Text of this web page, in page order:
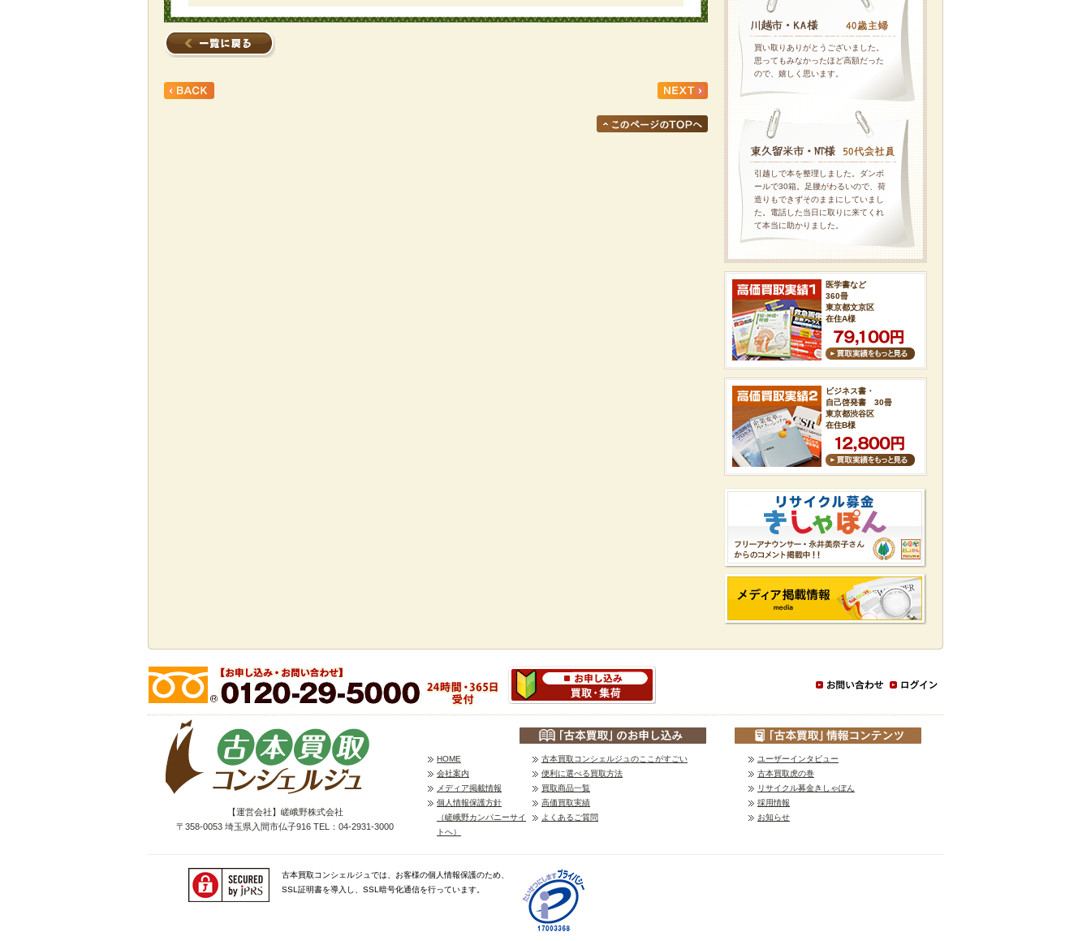
買い取りありがとうございました。
思ってもみなかったほど高額だった
ので、嬉しく思います。
引越しで本を整理しました。ダンボ
ールで30箱。足腰がわるいので、荷
造りもできずそのままにしていまし
た。電話した当日に取りに来てくれ
て本当に助かりました。
医学書など
360冊
東京都文京区
在住A様
ビジネス書・
自己啓発書 30冊
東京都渋谷区
在住B様
【運営会社】嵯峨野株式会社
〒358-0053 埼玉県入間市仏子916 TEL：04-2931-3000
HOME
会社案内
メディア掲載情報
個人情報保護方針
（嵯峨野カンパニーサイ
トへ）
古本買取コンシェルジュのここがすごい
便利に選べる買取方法
買取商品一覧
高価買取実績
よくあるご質問
ユーザーインタビュー
古本買取虎の巻
リサイクル募金きしゃぽん
採用情報
お知らせ
古本買取コンシェルジュでは、お客様の個人情報保護のため、
SSL証明書を導入し、SSL暗号化通信を行っています。